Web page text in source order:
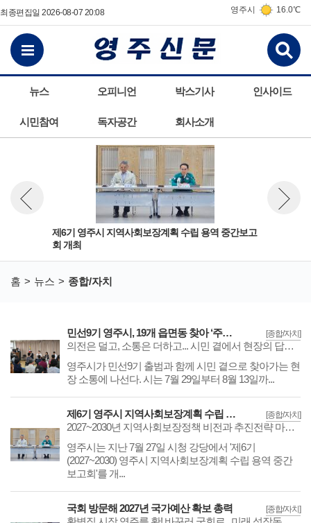
최종편집일 2026-08-07 20:08 영주시 16.0℃
뉴스 오피니언 박스기사 인사이드
시민참여 독자공간 회사소개
전체메뉴보기
제6기 영주시 지역사회보장계획 수립 용역 중간보고
회 개최
뉴스 이전보기
홈 뉴스 종합/자치
[종합/자치]
민선9기 영주시, 19개 읍면동 찾아 ‘주민과의 대화’
의전은 덜고, 소통은 더하고... 시민 곁에서 현장의 답을 찾는다
영주시가 민선9기 출범과 함께 시민 곁으로 찾아가는 현
장 소통에 나선다. 시는 7월 29일부터 8월 13일까...
[종합/자치]
제6기 영주시 지역사회보장계획 수립 용역 중간보고회 개최
2027~2030년 지역사회보장정책 비전과 추진전략 마련 위한 의견수렴
영주시는 지난 7월 27일 시청 강당에서 '제6기
(2027~2030) 영주시 지역사회보장계획 수립 용역 중간
보고회'를 개...
[종합/자치]
국회 방문해 2027년 국가예산 확보 총력